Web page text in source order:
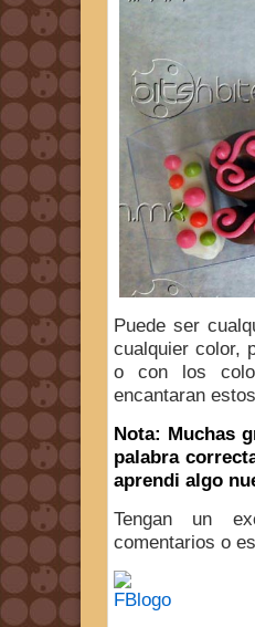
Puede ser
cualquier color,
o con los
encantaran
Nota: Muchas
palabra
aprendi algo
Tengan un
comentarios o